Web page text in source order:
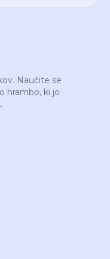
Naučite se
hrambo, ki jo